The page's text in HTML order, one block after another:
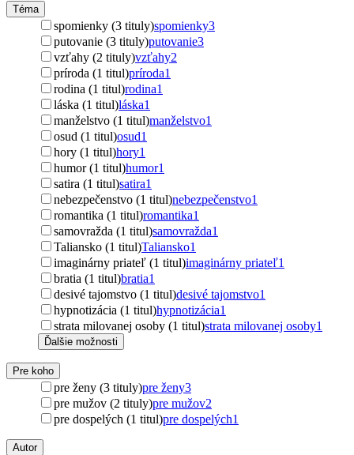
Téma
spomienky (3 tituly)spomienky3
putovanie (3 tituly)putovanie3
vzťahy (2 tituly)vzťahy2
príroda (1 titul)príroda1
rodina (1 titul)rodina1
láska (1 titul)láska1
manželstvo (1 titul)manželstvo1
osud (1 titul)osud1
hory (1 titul)hory1
humor (1 titul)humor1
satira (1 titul)satira1
nebezpečenstvo (1 titul)nebezpečenstvo1
romantika (1 titul)romantika1
samovražda (1 titul)samovražda1
Taliansko (1 titul)Taliansko1
imaginárny priateľ (1 titul)imaginárny priateľ1
bratia (1 titul)bratia1
desivé tajomstvo (1 titul)desivé tajomstvo1
hypnotizácia (1 titul)hypnotizácia1
strata milovanej osoby (1 titul)strata milovanej osoby1
Ďalšie možnosti
Pre koho
pre ženy (3 tituly)pre ženy3
pre mužov (2 tituly)pre mužov2
pre dospelých (1 titul)pre dospelých1
Autor